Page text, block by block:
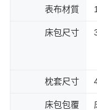
表布材質
床包尺寸
枕套尺寸
床包包覆